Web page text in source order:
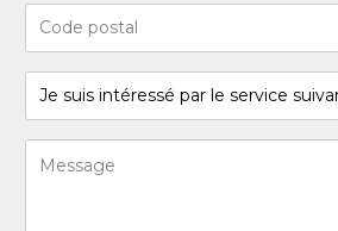
Code
postal
(Required)
Je
suis
intéressé
par
(Required)